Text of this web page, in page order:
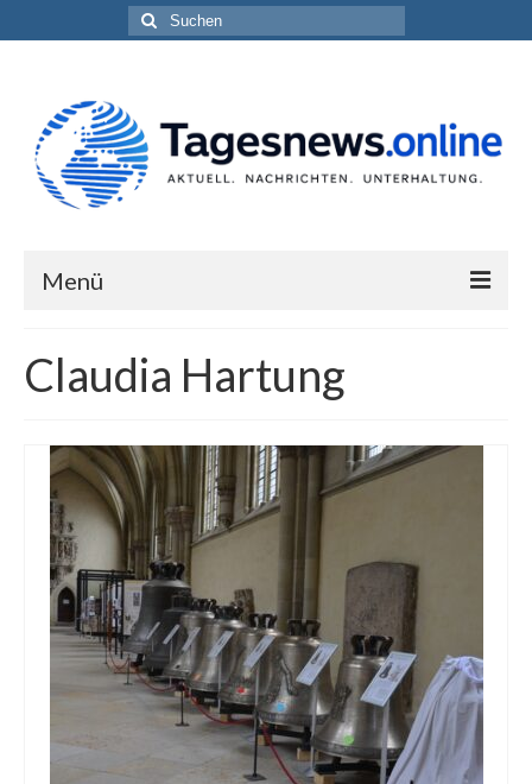
Suchen
nach:
Menü
Datenschutzerklärung
Claudia Hartung